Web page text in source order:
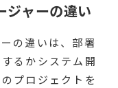
ジャーの違い
の違いは、部署
るかシステム開
プロジェクトを